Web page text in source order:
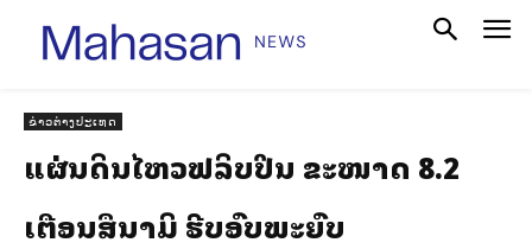
ຂ່າວຕ່າງປະເທດ
ແຜ່ນດິນໄຫວຟິລິບປິນ ຂະໜາດ 8.2
ເຕືອນສຶນາມິ ຮີບອົບພະຍົບ